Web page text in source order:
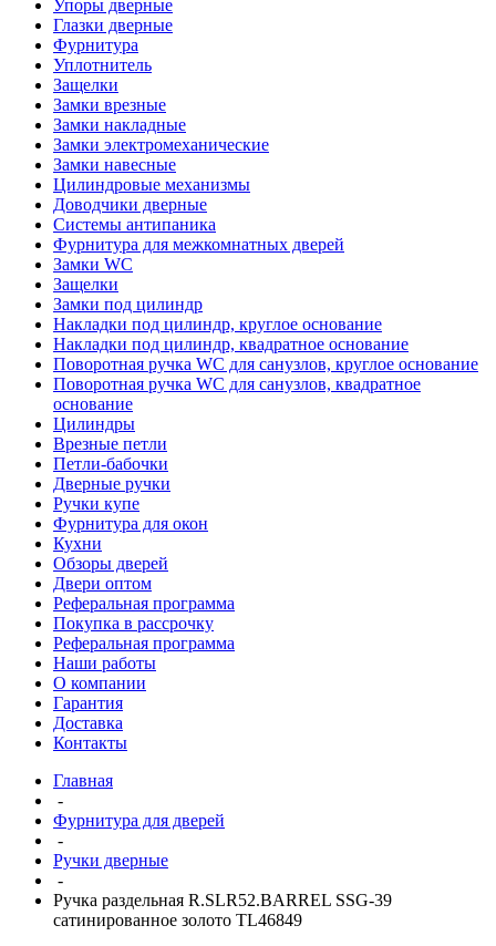
Упоры дверные
Глазки дверные
Фурнитура
Уплотнитель
Защелки
Замки врезные
Замки накладные
Замки электромеханические
Замки навесные
Цилиндровые механизмы
Доводчики дверные
Системы антипаника
Фурнитура для межкомнатных дверей
Замки WC
Защелки
Замки под цилиндр
Накладки под цилиндр, круглое основание
Накладки под цилиндр, квадратное основание
Поворотная ручка WC для санузлов, круглое основание
Поворотная ручка WC для санузлов, квадратное
основание
Цилиндры
Врезные петли
Петли-бабочки
Дверные ручки
Ручки купе
Фурнитура для окон
Кухни
Обзоры дверей
Двери оптом
Реферальная программа
Покупка в рассрочку
Реферальная программа
Наши работы
О компании
Гарантия
Доставка
Контакты
Главная
-
Фурнитура для дверей
-
Ручки дверные
-
Ручка раздельная R.SLR52.BARREL SSG-39
сатинированное золото TL46849